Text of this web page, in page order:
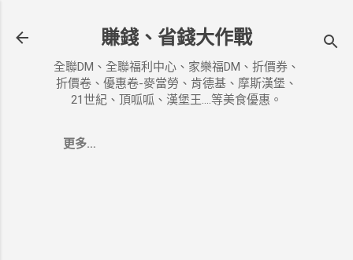
賺錢、省錢大作戰
全聯DM、全聯福利中心、家樂福DM、折價券、
折價卷、優惠卷-麥當勞、肯德基、摩斯漢堡、
21世紀、頂呱呱、漢堡王....等美食優惠。
更多…